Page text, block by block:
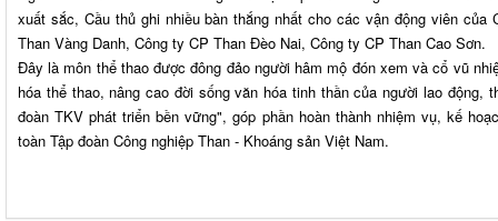
xuất sắc, Cầu thủ ghi nhiều bàn thắng nhất cho các vận động viên của
Than Vàng Danh, Công ty CP Than Đèo Nai, Công ty CP Than Cao Sơn.
Đây là môn thể thao được đông đảo người hâm mộ đón xem và cổ vũ
hóa thể thao, nâng cao đời sống văn hóa tinh thần của người lao động,
đoàn TKV phát triển bền vững", góp phần hoàn thành nhiệm vụ, kế
toàn Tập đoàn Công nghiệp Than - Khoáng sản Việt Nam.